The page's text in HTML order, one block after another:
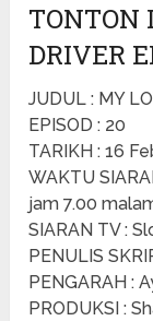
TONTON
DRIVER
JUDUL : MY
EPISOD : 20
TARIKH : 16
WAKTU
jam 7.00
SIARAN TV :
PENULIS
PENGARAH :
PRODUKSI :